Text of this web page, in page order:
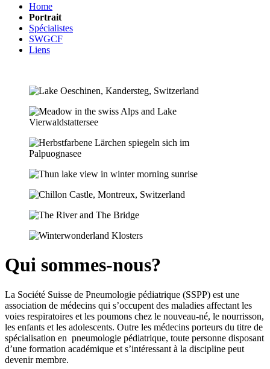
Home
Portrait
Spécialistes
SWGCF
Liens
Qui sommes-nous?
La Société Suisse de Pneumologie pédiatrique (SSPP) est une
association de médecins qui s’occupent des maladies affectant les
voies respiratoires et les poumons chez le nouveau-né, le nourrisson,
les enfants et les adolescents. Outre les médecins porteurs du titre de
spécialisation en pneumologie pédiatrique, toute personne disposant
d’une formation académique et s’intéressant à la discipline peut
devenir membre.